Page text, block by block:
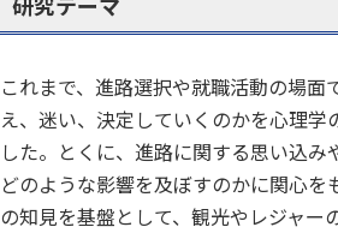
これまで、進路選択や就職活動の場面
え、迷い、決定していくのかを心理学
した。とくに、進路に関する思い込み
どのような影響を及ぼすのかに関心を
の知見を基盤として、観光やレジャー